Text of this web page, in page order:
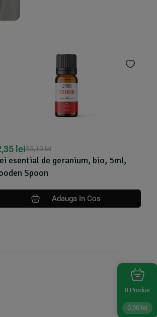
esential de geranium, bio, 5ml,
Spoon
55,10lei
lei
Adauga In Cos
0 Produs
0,00 lei